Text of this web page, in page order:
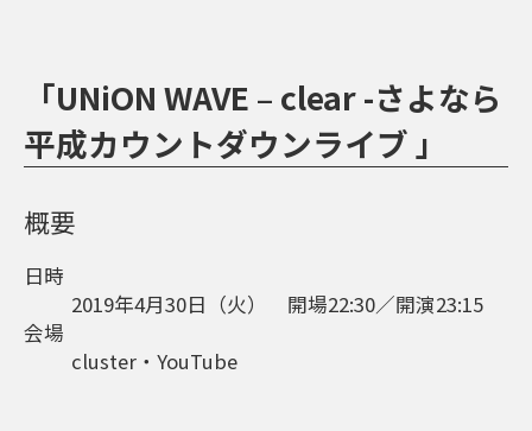
「UNiON WAVE – clear -さよなら
平成カウントダウンライブ 」
概要
日時
2019年4月30日（火） 開場22:30／開演23:15
会場
cluster・YouTube